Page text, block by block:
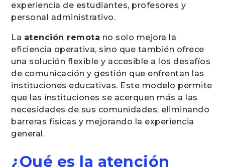
experiencia de estudiantes, profesores y
personal administrativo.
La atención remota no solo mejora la
eficiencia operativa, sino que también ofrece
una solución flexible y accesible a los desafíos
de comunicación y gestión que enfrentan las
instituciones educativas. Este modelo permite
que las instituciones se acerquen más a las
necesidades de sus comunidades, eliminando
barreras físicas y mejorando la experiencia
general.
¿Qué es la atención